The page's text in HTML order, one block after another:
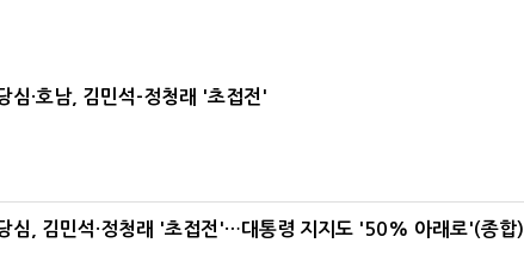
심·호남, 김민석-정청래 '초접전'
심, 김민석·정청래 '초접전'…대통령 지지도 '50% 아래로'(종합)